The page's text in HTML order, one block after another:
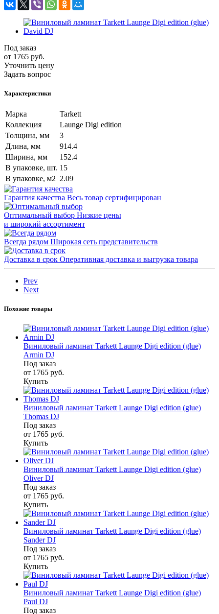
Под заказ
от 1765 руб.
Уточнить цену
Задать вопрос
Характеристики
Марка
Tarkett
Коллекция
Launge Digi edition
Толщина, мм
3
Длина, мм
914.4
Ширина, мм
152.4
В упаковке, шт. 15
В упаковке, м2 2.09
Гарантия качества Весь товар сертифицирован
Оптимальный выбор Низкие цены
и широкий ассортимент
Всегда рядом Широкая сеть представительств
Доставка в срок Оперативная доставка и выгрузка товара
Prev
Next
Похожие товары
Виниловый ламинат Tarkett Launge Digi edition (glue)
Armin DJ
Под заказ
от 1765 руб.
Купить
Виниловый ламинат Tarkett Launge Digi edition (glue)
Thomas DJ
Под заказ
от 1765 руб.
Купить
Виниловый ламинат Tarkett Launge Digi edition (glue)
Oliver DJ
Под заказ
от 1765 руб.
Купить
Виниловый ламинат Tarkett Launge Digi edition (glue)
Sander DJ
Под заказ
от 1765 руб.
Купить
Виниловый ламинат Tarkett Launge Digi edition (glue)
Paul DJ
Под заказ